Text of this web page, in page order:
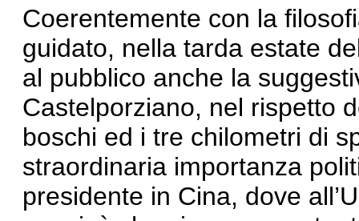
Coerentemente con la
guidato, nella tarda estate
al pubblico anche la
Castelporziano, nel rispetto
boschi ed i tre chilometri di
straordinaria importanza
presidente in Cina, dove